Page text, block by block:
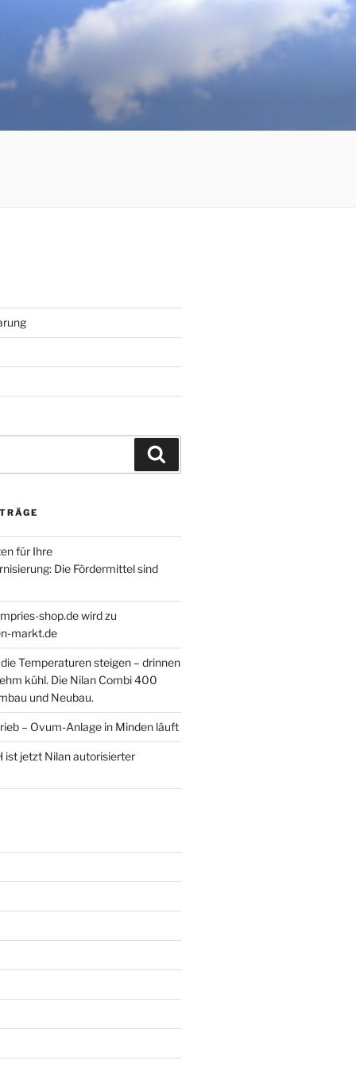
für Ihre
Die Fördermittel sind
shop.de wird zu
markt.de
Temperaturen steigen – drinnen
kühl. Die Nilan Combi 400
und Neubau.
– Ovum-Anlage in Minden läuft
ist jetzt Nilan autorisierter